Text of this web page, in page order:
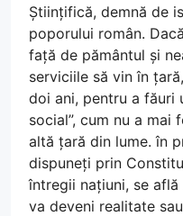
Științifică, demnă de
poporului român.
față de pământul și
serviciile să vin în
doi ani, pentru a făuri
social”, cum nu a
altă țară din lume. în
dispuneți prin
întregii națiuni, se
va deveni realitate